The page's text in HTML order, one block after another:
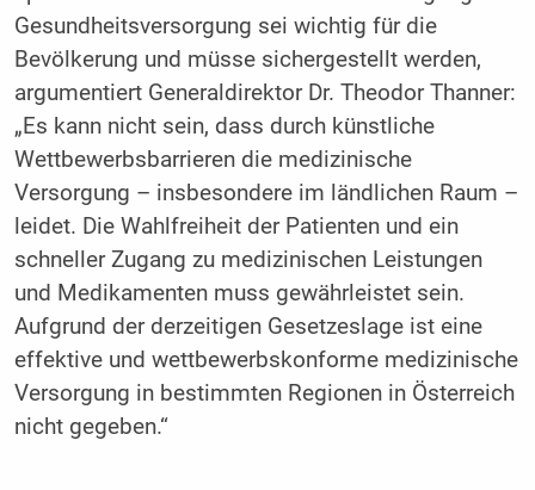
Gesundheitsversorgung sei wichtig für die
Bevölkerung und müsse sichergestellt werden,
argumentiert Generaldirektor Dr. Theodor Thanner:
„Es kann nicht sein, dass durch künstliche
Wettbewerbsbarrieren die medizinische
Versorgung – insbesondere im ländlichen Raum –
leidet. Die Wahlfreiheit der Patienten und ein
schneller Zugang zu medizinischen Leistungen
und Medikamenten muss gewährleistet sein.
Aufgrund der derzeitigen Gesetzeslage ist eine
effektive und wettbewerbskonforme medizinische
Versorgung in bestimmten Regionen in Österreich
nicht gegeben.“